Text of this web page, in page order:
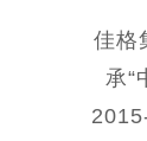
佳格
承“